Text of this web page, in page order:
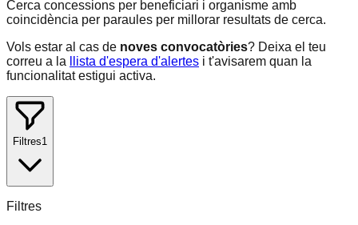
Cerca concessions per beneficiari i organisme amb
coincidència per paraules per millorar resultats de cerca.
Vols estar al cas de noves convocatòries? Deixa el teu
correu a la
llista d'espera d'alertes i t'avisarem quan la
funcionalitat estigui activa.
Filtres1
Filtres